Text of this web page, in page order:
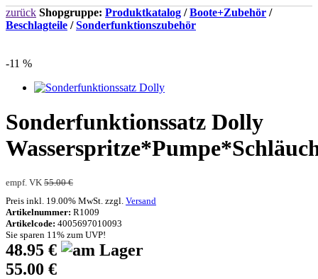
zurück Shopgruppe: Produktkatalog /Boote+Zubehör /
Beschlagteile /Sonderfunktionszubehör
-11 %
Sonderfunktionssatz Dolly
empf. VK 55.00 €
Preis inkl. 19.00% MwSt. zzgl. Versand
Artikelnummer: R1009
Artikelcode: 4005697010093
Sie sparen 11% zum UVP!
48.95 €
55.00 €